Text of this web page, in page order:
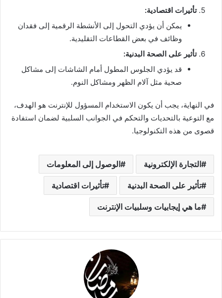
تأثيرات اقتصادية:
يمكن أن يؤدي التحول إلى الأنشطة الرقمية إلى فقدان
وظائف في بعض القطاعات التقليدية.
تأثير على الصحة البدنية:
قد يؤدي الجلوس المطول أمام الشاشات إلى مشاكل
صحية مثل آلام الظهر ومشاكل النوم.
في النهاية، يجب أن يكون الاستخدام المسؤول للإنترنت هو الهدف،
مع التوعية بالتحديات والتحكم في الجوانب السلبية لضمان استفادة
قصوى من هذه التكنولوجيا.
التجارة الإلكترونية الوصول إلى المعلومات
تأثير على الصحة البدنية تأثيرات اقتصادية
ما هي إيجابيات وسلبيات الإنترنت